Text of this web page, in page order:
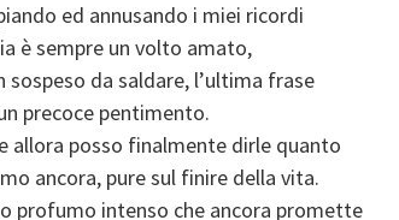
ed annusando i miei ricordi
è sempre un volto amato,
sospeso da saldare, l’ultima frase
precoce pentimento.
allora posso finalmente dirle quanto
ancora, pure sul finire della vita.
profumo intenso che ancora promette